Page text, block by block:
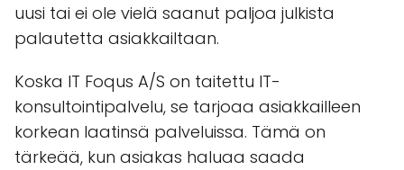
uusi tai ei ole vielä saanut paljoa julkista
palautetta asiakkailtaan.
Koska IT Foqus A/S on taitettu IT-
konsultointipalvelu, se tarjoaa asiakkailleen
korkean laatinsä palveluissa. Tämä on
tärkeää, kun asiakas haluaa saada